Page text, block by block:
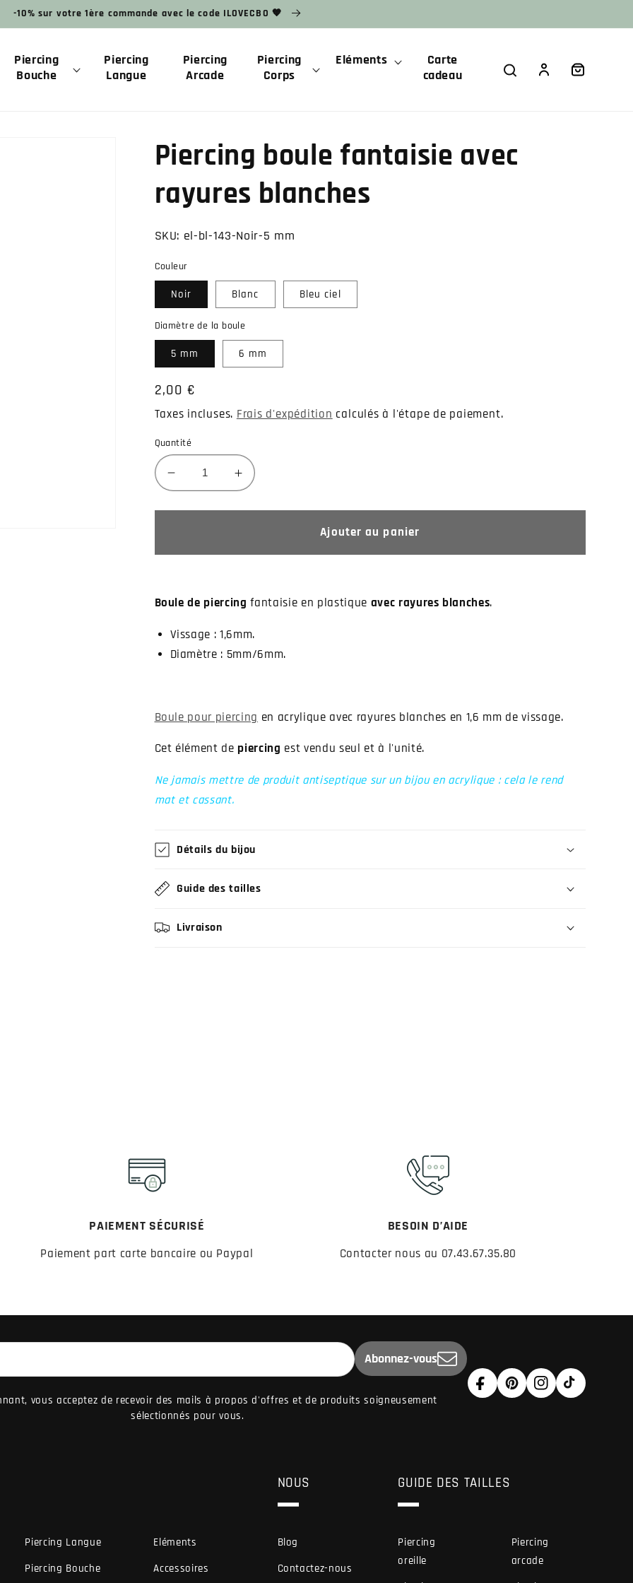
-10% sur votre 1ère commande avec le code ILOVECBO 🧡
Piercing
Bouche
Piercing
Langue
Piercing
Arcade
Piercing
Corps
Eléments
Carte
cadeau
ConnexionPanier
Piercing boule fantaisie avec
rayures blanches
SKU: el-bl-143-Noir-5 mm
Couleur
Noir Blanc Bleu ciel
Diamètre de la boule
5 mm 6 mm
Prix
habituel
2,00 €
Taxes incluses.Frais d'expéditioncalculés à l'étape de paiement.
Quantité
Réduire
la
quantité
rayures
blanches
Augmenter
la
quantité
rayures
Ajouter au panier
Boule de piercing fantaisie en plastique avec rayures blanches.
Vissage : 1,6mm.
Diamètre : 5mm/6mm.
Boule pour piercing en acrylique avec rayures blanches en 1,6 mm de vissage.
Cet élément de piercing est vendu seul et à l'unité.
Ne jamais mettre de produit antiseptique sur un bijou en acrylique : cela le rend
mat et cassant.
Détails du bijou
Guide des tailles
Livraison
PAIEMENT SÉCURISÉ
Paiement part carte bancaire ou Paypal
BESOIN D’AIDE
Contacter nous au 07.43.67.35.80
Abonnez-vous
vous acceptez de recevoir des mails à propos d'offres et de produits soigneusement
sélectionnés pour vous.
FacebookPinterestInstagram
TikTok
Piercing Langue
Piercing Bouche
Eléments
Accessoires
NOUS
Blog
Contactez-nous
GUIDE DES TAILLES
Piercing
oreille
Piercing
arcade